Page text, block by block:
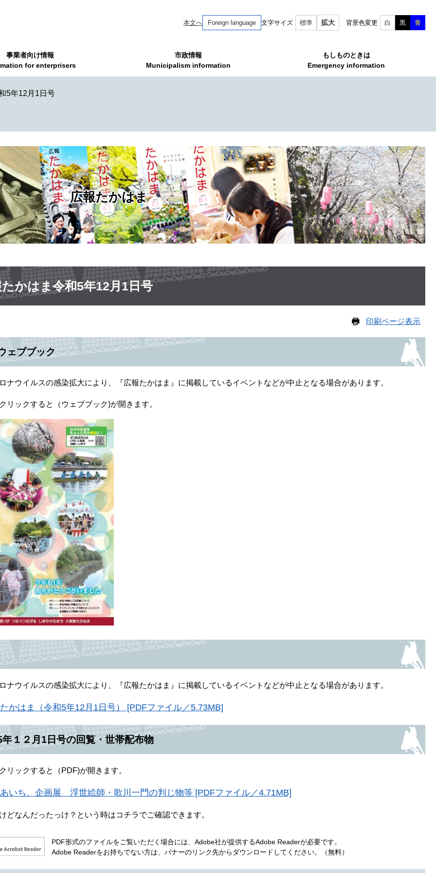
本文へ Foreign language 文字サイズ 標準 拡大 背景色変更 白 黒 青
事業者向け情報
for enterprisers
市政情報
Municipalism information
もしものときは
Emergency information
5年12月1日号
広報たかはま
かはま令和5年12月1日号
印刷ページ表示
ェブブック
ナウイルスの感染拡大により、『広報たかはま』に掲載しているイベントなどが中止となる場合があります。
リックすると（ウェブブック)が開きます。
ナウイルスの感染拡大により、『広報たかはま』に掲載しているイベントなどが中止となる場合があります。
かはま（令和5年12月1日号） [PDFファイル／5.73MB]
年１２月1日号の回覧・世帯配布物
リックすると（PDF)が開きます。
いち、企画展 浮世絵師・歌川一門の判じ物等 [PDFファイル／4.71MB]
どなんだったっけ？という時はコチラでご確認できます。
PDF形式のファイルをご覧いただく場合には、Adobe社が提供するAdobe Readerが必要です。
Adobe Readerをお持ちでない方は、バナーのリンク先からダウンロードしてください。（無料）